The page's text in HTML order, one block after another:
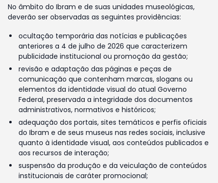
No âmbito do Ibram e de suas unidades museológicas,
deverão ser observadas as seguintes providências:
ocultação temporária das notícias e publicações
anteriores a 4 de julho de 2026 que caracterizem
publicidade institucional ou promoção da gestão;
revisão e adaptação das páginas e peças de
comunicação que contenham marcas, slogans ou
elementos da identidade visual do atual Governo
Federal, preservada a integridade dos documentos
administrativos, normativos e históricos;
adequação dos portais, sites temáticos e perfis oficiais
do Ibram e de seus museus nas redes sociais, inclusive
quanto à identidade visual, aos conteúdos publicados e
aos recursos de interação;
suspensão da produção e da veiculação de conteúdos
institucionais de caráter promocional;